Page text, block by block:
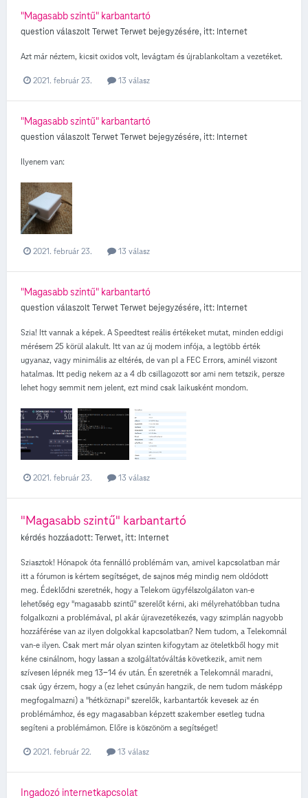
"Magasabb szintű" karbantartó
question válaszoltTerwetTerwet bejegyzésére, itt: Internet
Azt már néztem, kicsit oxidos volt, levágtam és újrablankoltam a vezetéket.
2021. február 23. 13 válasz
"Magasabb szintű" karbantartó
question válaszoltTerwetTerwet bejegyzésére, itt: Internet
Ilyenem van:
2021. február 23. 13 válasz
"Magasabb szintű" karbantartó
question válaszoltTerwetTerwet bejegyzésére, itt: Internet
Szia! Itt vannak a képek. A Speedtest reális értékeket mutat, minden eddigi
mérésem 25 körül alakult. Itt van az új modem infója, a legtöbb érték
ugyanaz, vagy minimális az eltérés, de van pl a FEC Errors, aminél viszont
hatalmas. Itt pedig nekem az a 4 db csillagozott sor ami nem tetszik, persze
lehet hogy semmit nem jelent, ezt mind csak laikusként mondom.
2021. február 23. 13 válasz
"Magasabb szintű" karbantartó
kérdés hozzáadott:Terwet, itt: Internet
Sziasztok! Hónapok óta fennálló problémám van, amivel kapcsolatban már
itt a fórumon is kértem segítséget, de sajnos még mindig nem oldódott
meg. Édeklődni szeretnék, hogy a Telekom ügyfélszolgálaton van-e
lehetőség egy "magasabb szintű" szerelőt kérni, aki mélyrehatóbban tudna
folgalkozni a problémával, pl akár újravezetékezés, vagy szimplán nagyobb
hozzáférése van az ilyen dolgokkal kapcsolatban? Nem tudom, a Telekomnál
van-e ilyen. Csak mert már olyan szinten kifogytam az öteletkből hogy mit
kéne csinálnom, hogy lassan a szolgáltatóváltás következik, amit nem
szívesen lépnék meg 13-14 év után. Én szeretnék a Telekomnál maradni,
csak úgy érzem, hogy a (ez lehet csúnyán hangzik, de nem tudom másképp
megfogalmazni) a "hétköznapi" szerelők, karbantartók kevesek az én
problémámhoz, és egy magasabban képzett szakember esetleg tudna
segíteni a problémámon. Előre is köszönöm a segítséget!
2021. február 22. 13 válasz
Ingadozó internetkapcsolat